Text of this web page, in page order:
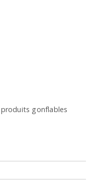
gonflables